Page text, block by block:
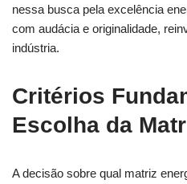
nessa busca pela excelência
com audácia e originalidade,
indústria.
Critérios
Escolha da
A decisão sobre qual matriz